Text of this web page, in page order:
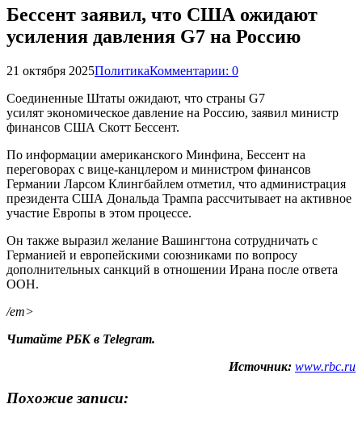
Бессент заявил, что США ожидают
усиления давления G7 на Россию
21 октября 2025ПолитикаКомментарии: 0
Соединенные Штаты ожидают, что страны G7
усилят экономическое давление на Россию, заявил министр
финансов США Скотт Бессент.
По информации американского Минфина, Бессент на
переговорах с вице-канцлером и министром финансов
Германии Ларсом Клингбайлем отметил, что администрация
президента США Дональда Трампа рассчитывает на активное
участие Европы в этом процессе.
Он также выразил желание Вашингтона сотрудничать с
Германией и европейскими союзниками по вопросу
дополнительных санкций в отношении Ирана после ответа
ООН.
/em>
Читайте РБК в Telegram.
Источник: www.rbc.ru
Похожие записи: